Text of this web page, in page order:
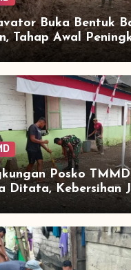
Buka Bentuk
Tahap Awal
di Sarah Raya
Posko
Ditata, Kebersihan
Kelancaran